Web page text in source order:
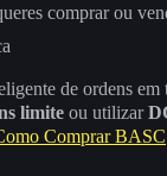
comprar ou
de ordens
limite ou utilizar
Comprar BASC